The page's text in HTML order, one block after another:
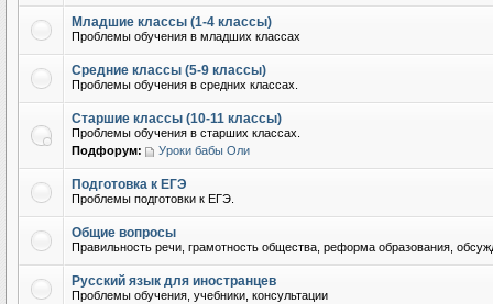
Младшие классы (1-4 классы)
Проблемы обучения в младших классах
Средние классы (5-9 классы)
Проблемы обучения в средних классах.
Старшие классы (10-11 классы)
Проблемы обучения в старших классах.
Подфорум:
Уроки бабы Оли
Подготовка к ЕГЭ
Проблемы подготовки к ЕГЭ.
Общие вопросы
Правильность речи, грамотность общества, реформа образования,
Русский язык для иностранцев
Проблемы обучения, учебники, консультации